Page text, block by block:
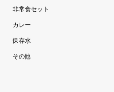
非常食セット
カレー
保存水
その他